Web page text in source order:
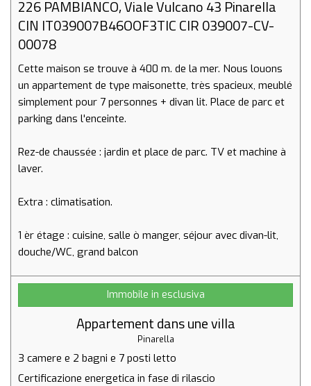
226 PAMBIANCO, Viale Vulcano 43 Pinarella
CIN IT039007B46OOF3TIC CIR 039007-CV-
00078
Cette maison se trouve à 400 m. de la mer. Nous louons
un appartement de type maisonette, très spacieux, meublé
simplement pour 7 personnes + divan lit. Place de parc et
parking dans l'enceinte.
Rez-de chaussée : jardin et place de parc. TV et machine à
laver.
Extra : climatisation.
1 èr étage : cuisine, salle ò manger, séjour avec divan-lit,
douche/WC, grand balcon
2 ème étage : 2 chambres avec 7 lits, douche/WC,
bain/WC, grand balcon
400 mt du centre
400 mt de la mer
2000 mt de la Bagno GILDO 216
Immobile in esclusiva
Appartement dans une villa
Pinarella
3 camere e 2 bagni e 7 posti letto
Certificazione energetica in fase di rilascio